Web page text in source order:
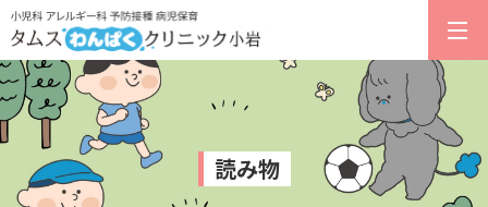
読み物